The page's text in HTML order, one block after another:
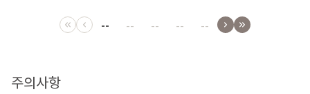
-- -- -- -- --
주의사항